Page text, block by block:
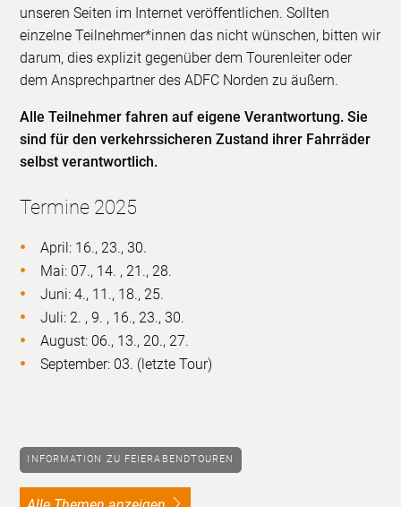
unseren Seiten im Internet veröffentlichen. Sollten
einzelne Teilnehmer*innen das nicht wünschen, bitten wir
darum, dies explizit gegenüber dem Tourenleiter oder
dem Ansprechpartner des ADFC Norden zu äußern.
Alle Teilnehmer fahren auf eigene Verantwortung. Sie
sind für den verkehrssicheren Zustand ihrer Fahrräder
selbst verantwortlich.
Termine 2025
April: 16., 23., 30.
Mai: 07., 14. , 21., 28.
Juni: 4., 11., 18., 25.
Juli: 2. , 9. , 16., 23., 30.
August: 06., 13., 20., 27.
September: 03. (letzte Tour)
INFORMATION ZU FEIERABENDTOUREN